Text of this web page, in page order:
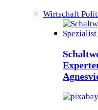
Wirtschaft